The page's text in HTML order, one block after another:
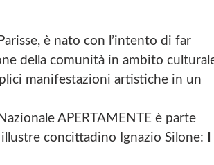
è nato con l’intento di far
della comunità in ambito
manifestazioni artistiche in un
APERTAMENTE è parte
concittadino Ignazio Silone: